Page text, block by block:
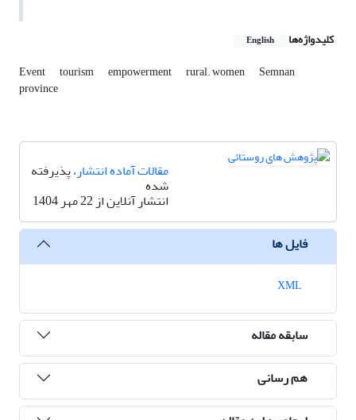
کلیدواژه‌ها English
Event tourism empowerment rural. women Semnan
province
مقالات آماده انتشار، پذیرفته
شده
انتشار آنلاین از 22 مهر 1404
فایل ها
سابقه مقاله
هم رسانی